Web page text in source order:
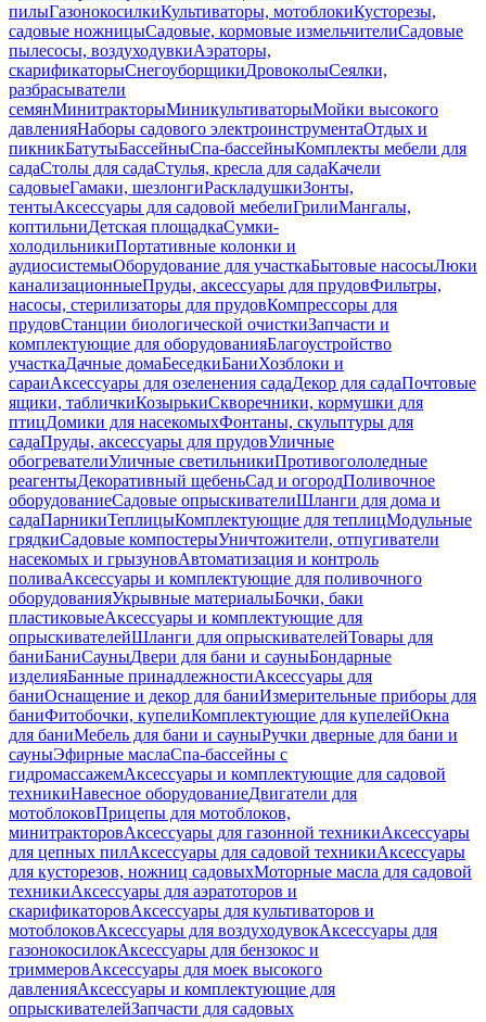
пилыГазонокосилкиКультиваторы, мотоблокиКусторезы,
садовые ножницыСадовые, кормовые измельчителиСадовые
пылесосы, воздуходувкиАэраторы,
скарификаторыСнегоуборщикиДровоколыСеялки,
разбрасыватели
семянМинитракторыМиникультиваторыМойки высокого
давленияНаборы садового электроинструментаОтдых и
пикникБатутыБассейныСпа-бассейныКомплекты мебели для
садаСтолы для садаСтулья, кресла для садаКачели
садовыеГамаки, шезлонгиРаскладушкиЗонты,
тентыАксессуары для садовой мебелиГрилиМангалы,
коптильниДетская площадкаСумки-
холодильникиПортативные колонки и
аудиосистемыОборудование для участкаБытовые насосыЛюки
канализационныеПруды, аксессуары для прудовФильтры,
насосы, стерилизаторы для прудовКомпрессоры для
прудовСтанции биологической очисткиЗапчасти и
комплектующие для оборудованияБлагоустройство
участкаДачные домаБеседкиБаниХозблоки и
сараиАксессуары для озеленения садаДекор для садаПочтовые
ящики, табличкиКозырькиСкворечники, кормушки для
птицДомики для насекомыхФонтаны, скульптуры для
садаПруды, аксессуары для прудовУличные
обогревателиУличные светильникиПротивогололедные
реагентыДекоративный щебеньСад и огородПоливочное
оборудованиеСадовые опрыскивателиШланги для дома и
садаПарникиТеплицыКомплектующие для теплицМодульные
грядкиСадовые компостерыУничтожители, отпугиватели
насекомых и грызуновАвтоматизация и контроль
поливаАксессуары и комплектующие для поливочного
оборудованияУкрывные материалыБочки, баки
пластиковыеАксессуары и комплектующие для
опрыскивателейШланги для опрыскивателейТовары для
баниБаниСауныДвери для бани и сауныБондарные
изделияБанные принадлежностиАксессуары для
баниОснащение и декор для баниИзмерительные приборы для
баниФитобочки, купелиКомплектующие для купелейОкна
для баниМебель для бани и сауныРучки дверные для бани и
сауныЭфирные маслаСпа-бассейны с
гидромассажемАксессуары и комплектующие для садовой
техникиНавесное оборудованиеДвигатели для
мотоблоковПрицепы для мотоблоков,
минитракторовАксессуары для газонной техникиАксессуары
для цепных пилАксессуары для садовой техникиАксессуары
для кусторезов, ножниц садовыхМоторные масла для садовой
техникиАксессуары для аэратоторов и
скарификаторовАксессуары для культиваторов и
мотоблоковАксессуары для воздуходувокАксессуары для
газонокосилокАксессуары для бензокос и
триммеровАксессуары для моек высокого
давленияАксессуары и комплектующие для
опрыскивателейЗапчасти для садовых